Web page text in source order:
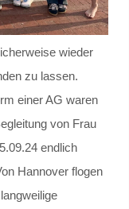
wieder
zu lassen.
einer AG waren
von Frau
endlich
Hannover flogen